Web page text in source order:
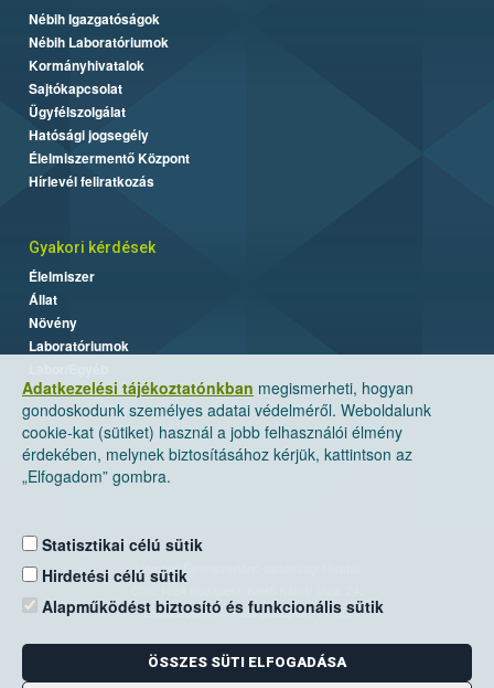
Adatkezelési tájékoztatónkban megismerheti, hogyan
gondoskodunk személyes adatai védelméről. Weboldalunk
cookie-kat (sütiket) használ a jobb felhasználói élmény
érdekében, melynek biztosításához kérjük, kattintson az
„Elfogadom” gombra.
Statisztikai célú sütik
Hirdetési célú sütik
Alapműködést biztosító és funkcionális sütik
ÖSSZES SÜTI ELFOGADÁSA
Nébih Igazgatóságok
Nébih Laboratóriumok
Kormányhivatalok
Sajtókapcsolat
Ügyfélszolgálat
Hatósági jogsegély
Élelmiszermentő Központ
Hírlevél feliratkozás
Gyakori kérdések
Élelmiszer
Állat
Növény
Laboratóriumok
Nemzeti Élelmiszerlánc-biztonsági Hivatal
Levelezési cím: 1525 Budapest. Pf. 30.
E-mail:ugyfelszolgalat@nebih.gov.hu